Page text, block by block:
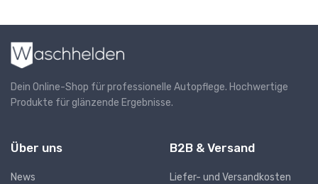
Dein Online-Shop für professionelle Autopflege. Hochwertige
Produkte für glänzende Ergebnisse.
Über uns
News
B2B & Versand
Liefer- und Versandkosten